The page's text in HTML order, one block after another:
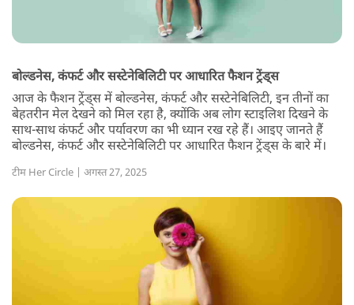
बोल्डनेस, कंफर्ट और सस्टेनेबिलिटी पर आधारित फैशन ट्रेंड्स
आज के फैशन ट्रेंड्स में बोल्डनेस, कंफर्ट और सस्टेनेबिलिटी, इन तीनों का
बेहतरीन मेल देखने को मिल रहा है, क्योंकि अब लोग स्टाइलिश दिखने के
साथ-साथ कंफर्ट और पर्यावरण का भी ध्यान रख रहे हैं। आइए जानते हैं
बोल्डनेस, कंफर्ट और सस्टेनेबिलिटी पर आधारित फैशन ट्रेंड्स के बारे में।
टीम Her Circle | अगस्त 27, 2025